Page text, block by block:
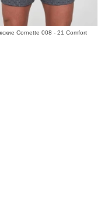
Cornette 008 - 21 Comfort